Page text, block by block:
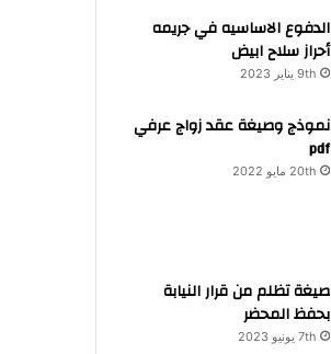
الدفوع الاساسيه في جريمه
أحراز سلاح ابيض
9th يناير 2023
نموذج وصيغة عقد زواج عرفي
pdf
20th مايو 2022
صيغة تظلم من قرار النيابة
بحفظ المحضر
7th يونيو 2023